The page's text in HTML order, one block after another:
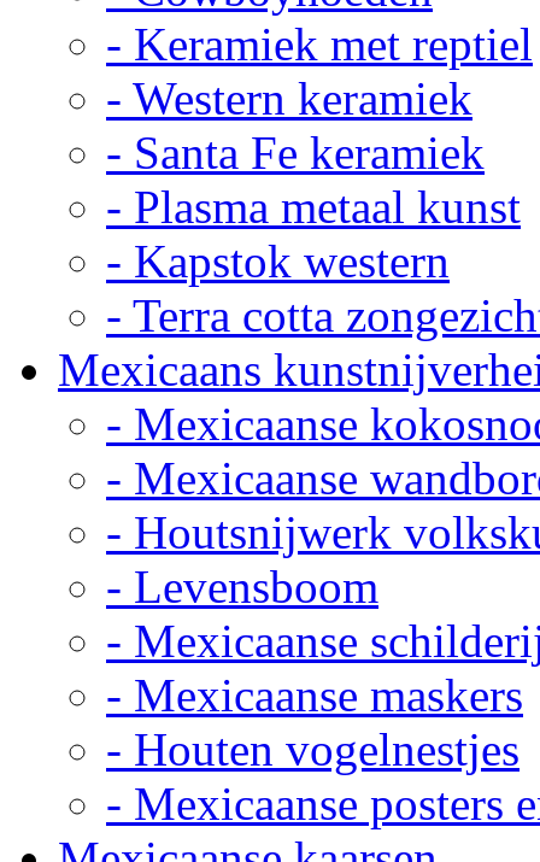
- Keramiek met reptiel
- Western keramiek
- Santa Fe keramiek
- Plasma metaal kunst
- Kapstok western
- Terra cotta
Mexicaans
- Mexicaanse
- Mexicaanse
- Houtsnijwerk
- Levensboom
- Mexicaanse
- Mexicaanse maskers
- Houten vogelnestjes
- Mexicaanse posters